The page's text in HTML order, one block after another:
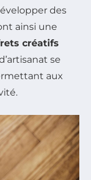
des
ainsi une
créatifs
se
aux